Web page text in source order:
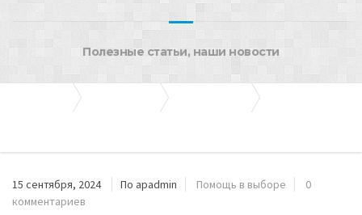
Полезные статьи, наши новости
15 сентября, 2024 По apadmin Помощь в выборе
0
комментариев